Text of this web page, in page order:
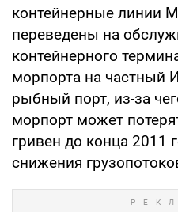
контейнерные линии
переведены на
контейнерного
морпорта на частный
рыбный порт, из-за
морпорт может
гривен до конца 2011
снижения